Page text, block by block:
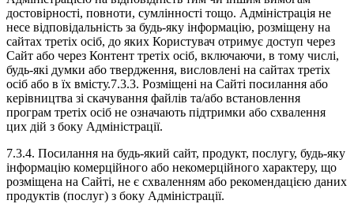
достовірності, повноти, сумлінності тощо. Адміністрація не
несе відповідальність за будь-яку інформацію, розміщену на
сайтах третіх осіб, до яких Користувач отримує доступ через
Сайт або через Контент третіх осіб, включаючи, в тому числі,
будь-які думки або твердження, висловлені на сайтах третіх
осіб або в їх вмісту.7.3.3. Розміщені на Сайті посилання або
керівництва зі скачування файлів та/або встановлення
програм третіх осіб не означають підтримки або схвалення
цих дій з боку Адміністрації.
7.3.4. Посилання на будь-який сайт, продукт, послугу, будь-яку
інформацію комерційного або некомерційного характеру, що
розміщена на Сайті, не є схваленням або рекомендацією даних
продуктів (послуг) з боку Адміністрації.